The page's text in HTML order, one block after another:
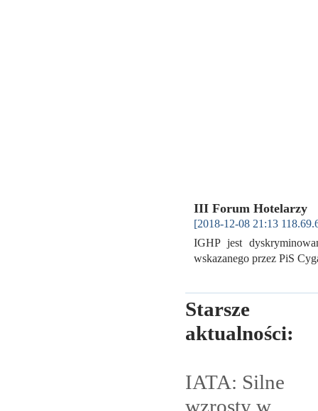
III Forum Hotelarzy
[2018-12-08 21:13
IGHP jest
wskazanego przez PiS
Starsze
aktualności:
IATA: Silne
wzrosty w